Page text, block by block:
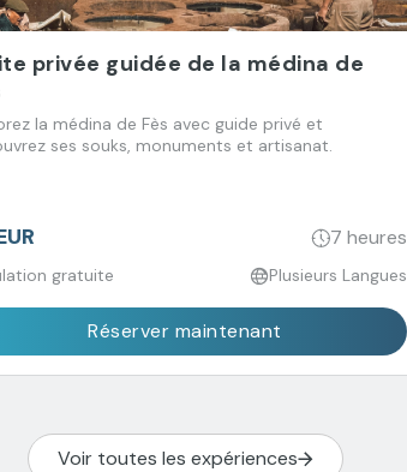
privée guidée de la médina de
la médina de Fès avec guide privé et
ses souks, monuments et artisanat.
7 heures
gratuite Plusieurs Langues
Réserver maintenant
Voir toutes les expériences